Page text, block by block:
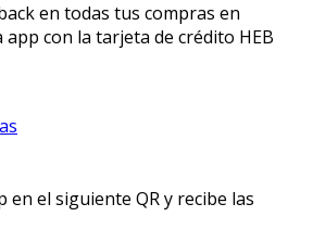
en todas tus compras en
app con la tarjeta de crédito HEB
en el siguiente QR y recibe las